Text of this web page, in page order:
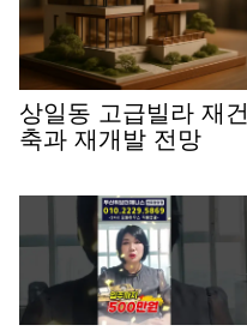
상일동 고급빌라 재건
축과 재개발 전망